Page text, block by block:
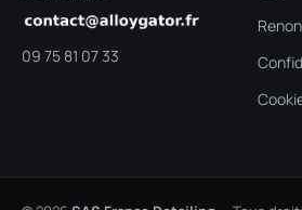
09 75 81 07 33